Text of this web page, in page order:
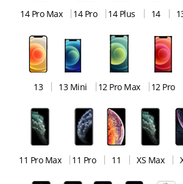
14 Pro Max 14 Pro 14 Plus 14
13 13 Mini 12 Pro Max 12 Pro
11 Pro Max 11 Pro 11 XS Max